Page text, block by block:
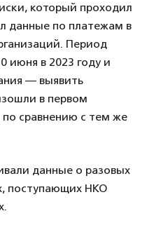
который проходил
данные по платежам в
Период
июня в 2023 году и
— выявить
в первом
по сравнению с тем же
данные о разовых
поступающих НКО